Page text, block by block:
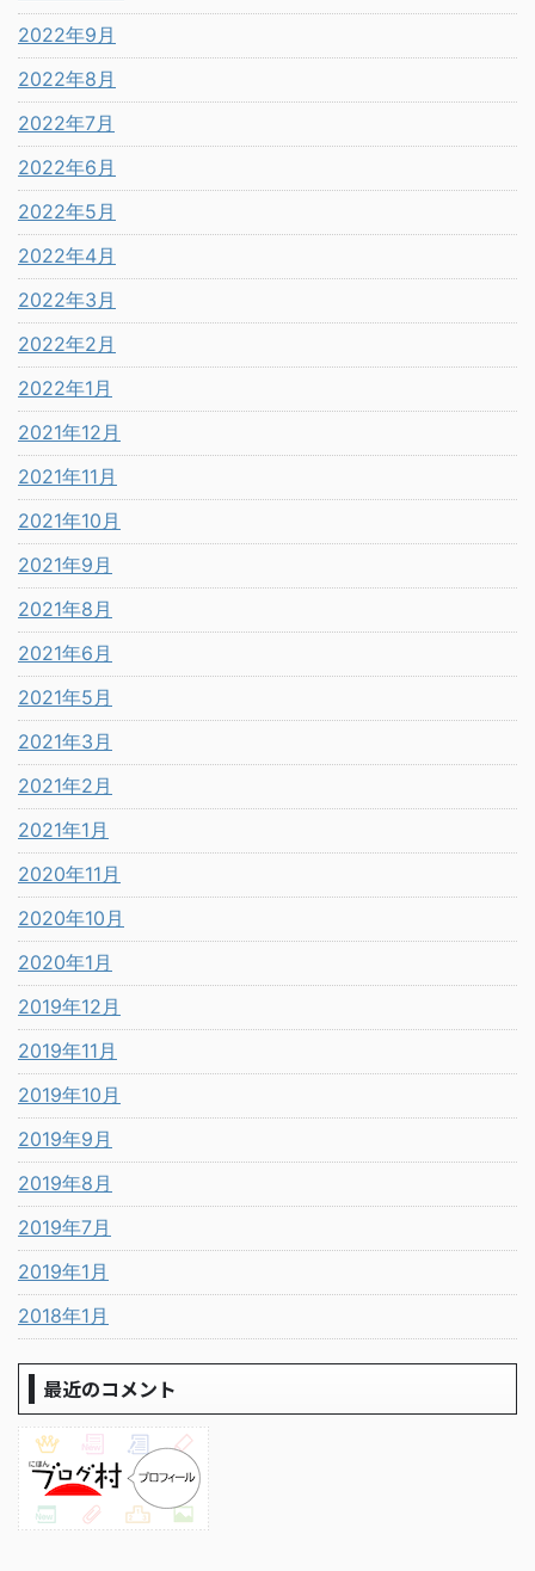
2022年9月
2022年8月
2022年7月
2022年6月
2022年5月
2022年4月
2022年3月
2022年2月
2022年1月
2021年12月
2021年11月
2021年10月
2021年9月
2021年8月
2021年6月
2021年5月
2021年3月
2021年2月
2021年1月
2020年11月
2020年10月
2020年1月
2019年12月
2019年11月
2019年10月
2019年9月
2019年8月
2019年7月
2019年1月
2018年1月
最近のコメント